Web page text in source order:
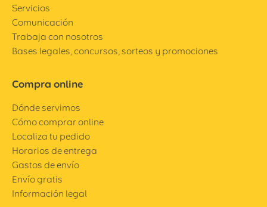
Servicios
Comunicación
Trabaja con nosotros
Bases legales, concursos, sorteos y promociones
Compra online
Dónde servimos
Cómo comprar online
Localiza tu pedido
Horarios de entrega
Gastos de envío
Envío gratis
Información legal